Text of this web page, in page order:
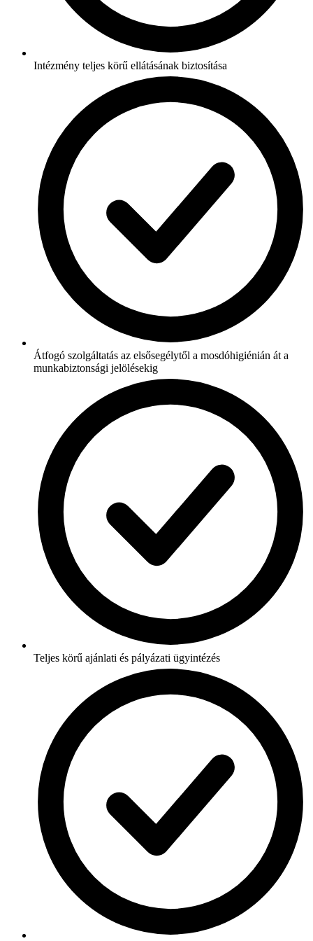
Intézmény teljes körű ellátásának biztosítása
Átfogó szolgáltatás az elsősegélytől a mosdóhigiénián át a
munkabiztonsági jelölésekig
Teljes körű ajánlati és pályázati ügyintézés